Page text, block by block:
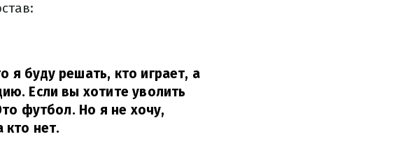
буду решать, кто играет, а
Если вы хотите уволить
футбол. Но я не хочу,
кто нет.